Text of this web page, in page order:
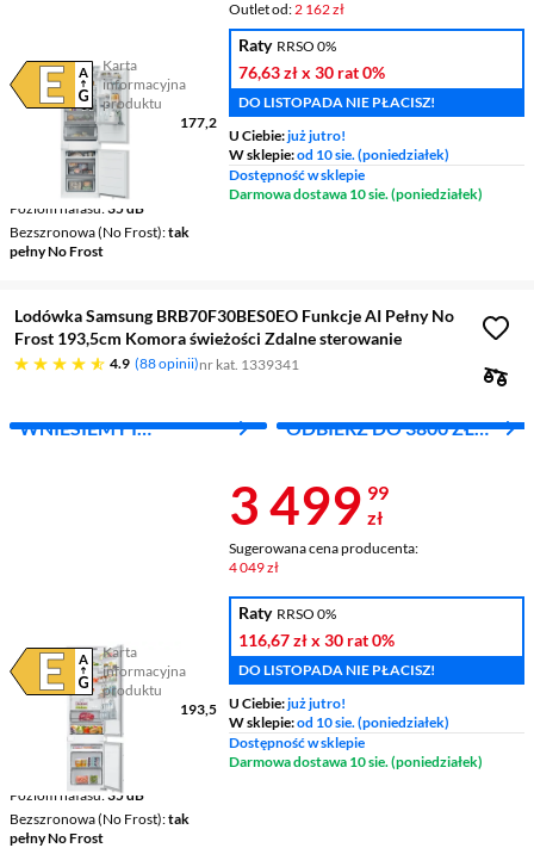
Karta
informacyjna
produktu
Plik w formacie pdf
(otworzy się w nowym oknie)
Wymiary (wys. x szer. x gł.)
177,2
x 54 x 55 cm
Pojemność chłodziarki /
zamrażarki 178 l / 73 l
Poziom hałasu 35 dB
Bezszronowa (No Frost) tak
pełny No Frost
Outlet od: 2 162 zł
Raty RRSO 0%
76,63 złx 30 rat0%
DO LISTOPADA NIE PŁACISZ!
U Ciebie:już jutro!
W sklepie:od 10 sie. (poniedziałek)
Dostępność w sklepie
Darmowa dostawa 10 sie. (poniedziałek)
Lodówka Samsung BRB70F30BES0EO Funkcje AI Pełny No
Frost 193,5cm Komora świeżości Zdalne sterowanie
4.9
4.9 gwiazdek 88 opinii nr kat. 1339341
WNIESIEMY I
ODBIERZ DO 3800 ZŁ
Karta
informacyjna
produktu
Plik w formacie pdf
(otworzy się w nowym oknie)
Wymiary (wys. x szer. x gł.)
193,5
x 54 x 55 cm
Pojemność chłodziarki /
zamrażarki 224 l / 74 l
Poziom hałasu 35 dB
Bezszronowa (No Frost) tak
pełny No Frost
Cena 3
3 499 99
zł
Sugerowana cena producenta:
4 049 zł
Raty RRSO 0%
116,67 złx 30 rat0%
DO LISTOPADA NIE PŁACISZ!
U Ciebie:już jutro!
W sklepie:od 10 sie. (poniedziałek)
Dostępność w sklepie
Darmowa dostawa 10 sie. (poniedziałek)